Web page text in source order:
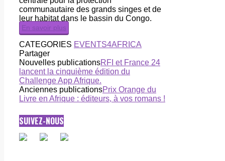
communautaire des grands singes et de
leur habitat dans le bassin du Congo.
En savoir plus
CATEGORIES EVENTS4AFRICA
Partager
Nouvelles publicationsRFI et France 24
lancent la cinquième édition du
Challenge App Afrique.
Anciennes publicationsPrix Orange du
Livre en Afrique : éditeurs, à vos romans !
SUIVEZ-NOUS